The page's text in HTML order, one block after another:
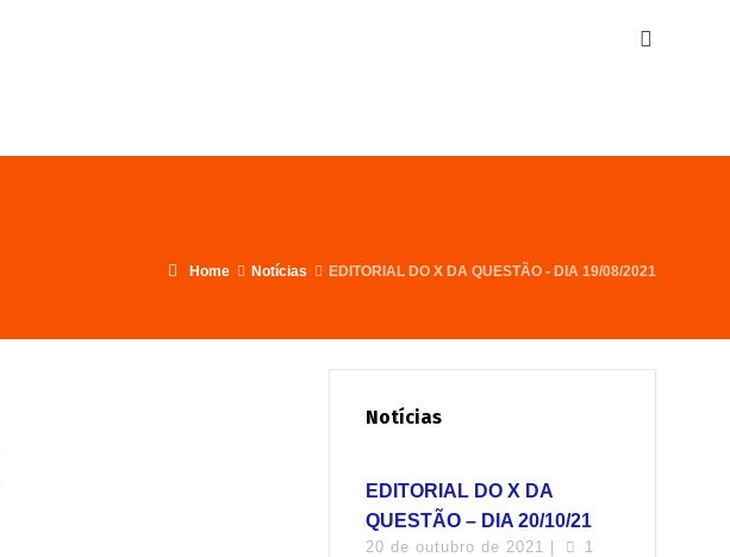
Home Notícias EDITORIAL DO X DA QUESTÃO - DIA 19/08/2021
Notícias
EDITORIAL DO X DA
QUESTÃO – DIA 20/10/21
20 de outubro de 2021 | 1